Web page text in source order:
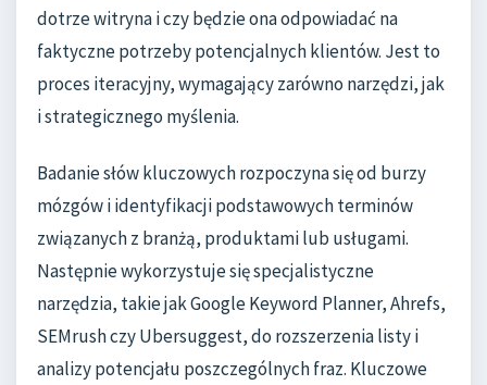
dotrze witryna i czy będzie ona odpowiadać na
faktyczne potrzeby potencjalnych klientów. Jest to
proces iteracyjny, wymagający zarówno narzędzi, jak
i strategicznego myślenia.
Badanie słów kluczowych rozpoczyna się od burzy
mózgów i identyfikacji podstawowych terminów
związanych z branżą, produktami lub usługami.
Następnie wykorzystuje się specjalistyczne
narzędzia, takie jak Google Keyword Planner, Ahrefs,
SEMrush czy Ubersuggest, do rozszerzenia listy i
analizy potencjału poszczególnych fraz. Kluczowe